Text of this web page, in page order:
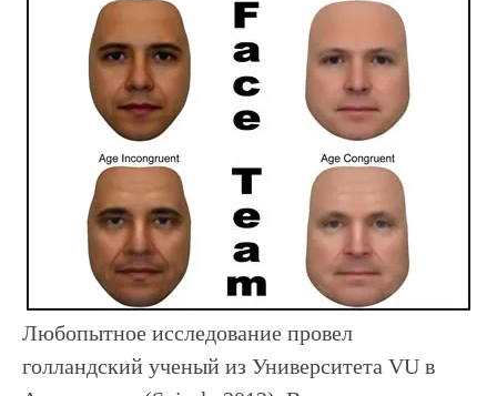
Любопытное исследование провел
голландский ученый из Университета VU в